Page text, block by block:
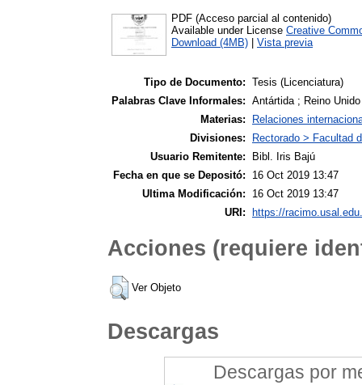
PDF (Acceso parcial al contenido)
Available under License Creative
Download (4MB)
Vista previa
Tipo de Documento: Tesis (Licenciatura)
Palabras Clave Informales: Antártida ; Reino
Materias:
Relaciones
Divisiones:
Rectorado > Facultad
Usuario Remitente:
Bibl. Iris Bajú
Fecha en que se Depositó:
16 Oct 2019 13:47
Ultima Modificación:
16 Oct 2019 13:47
URI:
https://
Acciones (requiere
Ver Objeto
Descargas
Descargas por